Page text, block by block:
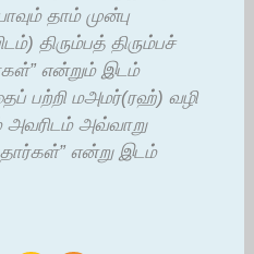
தாம் முன்பு
திரும்பத் திரும்பச்
என்றும் இடம்
பற்றி மஅமர்(ரஹ்) வழி
அவரிடம் அவ்வாறு
என்று இடம்